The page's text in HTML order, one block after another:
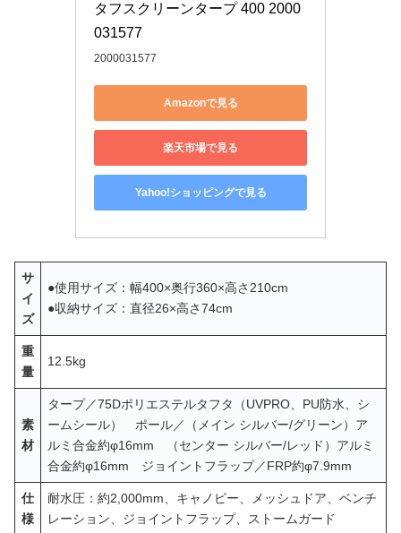
タフスクリーンタープ 400 2000
031577
2000031577
Amazonで見る
楽天市場で見る
Yahoo!ショッピングで見る
サ
イ
ズ
●使用サイズ：幅400×奥行360×高さ210cm
●収納サイズ：直径26×高さ74cm
重
量
12.5kg
素
材
タープ／75Dポリエステルタフタ（UVPRO、PU防水、シ
ームシール） ポール／（メイン シルバー/グリーン）ア
ルミ合金約φ16mm （センター シルバー/レッド）アルミ
合金約φ16mm ジョイントフラップ／FRP約φ7.9mm
仕
様
耐水圧：約2,000mm、キャノピー、メッシュドア、ベンチ
レーション、ジョイントフラップ、ストームガード